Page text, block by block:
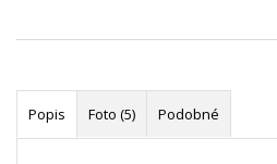
Popis Foto (5) Podobné